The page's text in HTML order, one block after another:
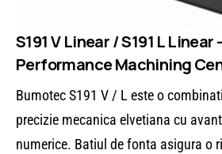
S191 V Linear / S191 L Linear
Performance Machining
Bumotec S191 V / L este o
precizie mecanica elvetiana cu
numerice. Batiul de fonta asigura o